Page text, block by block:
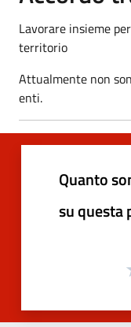
Lavorare insieme
territorio
Attualmente non
enti.
Quanto
su questa